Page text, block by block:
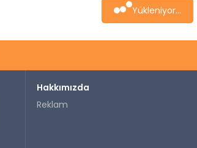
Yükleniyor...
Hakkımızda
Reklam